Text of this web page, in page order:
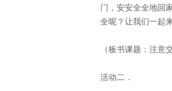
门，安安全全地回
全呢？让我们一起
（板书课题：注意
活动二．